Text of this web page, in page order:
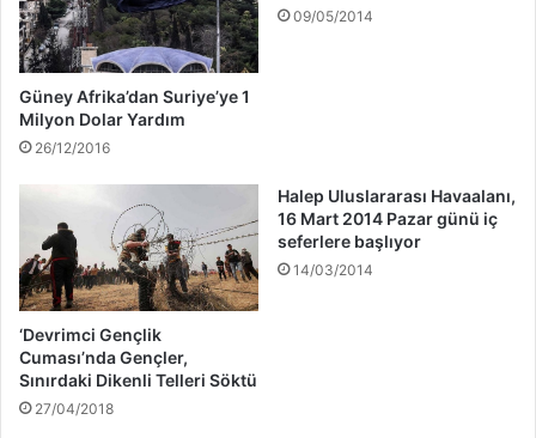
Güney Afrika’dan Suriye’ye 1
Milyon Dolar Yardım
26/12/2016
09/05/2014
‘Devrimci Gençlik
Cuması’nda Gençler,
Sınırdaki Dikenli Telleri Söktü
27/04/2018
Halep Uluslararası Havaalanı,
16 Mart 2014 Pazar günü iç
seferlere başlıyor
14/03/2014